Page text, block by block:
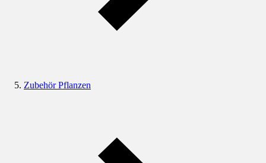
Zubehör Pflanzen